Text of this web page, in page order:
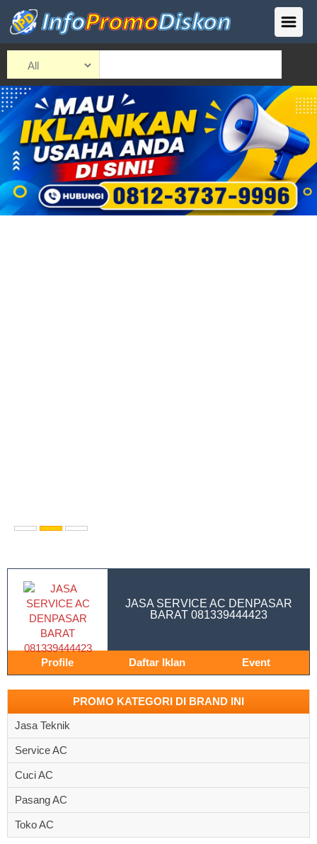
JASA SERVICE AC DENPASAR
BARAT 081339444423
Profile Daftar Iklan Event
PROMO KATEGORI DI BRAND INI
Jasa Teknik
Service AC
Cuci AC
Pasang AC
Toko AC